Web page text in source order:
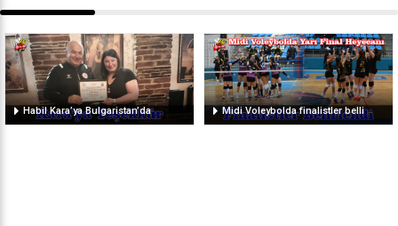
Habil Kara’ya Bulgaristan’da Midi Voleybolda finalistler belli